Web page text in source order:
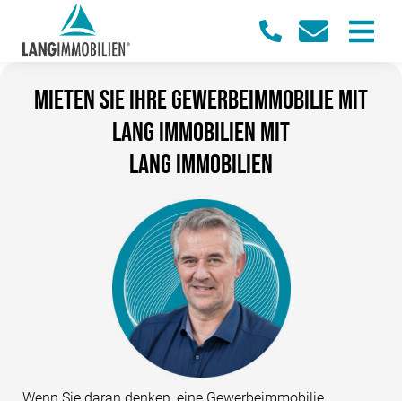
Mieten Sie Ihre Gewerbeimmobilie mit
Lang Immobilien mit
Lang Immobilien